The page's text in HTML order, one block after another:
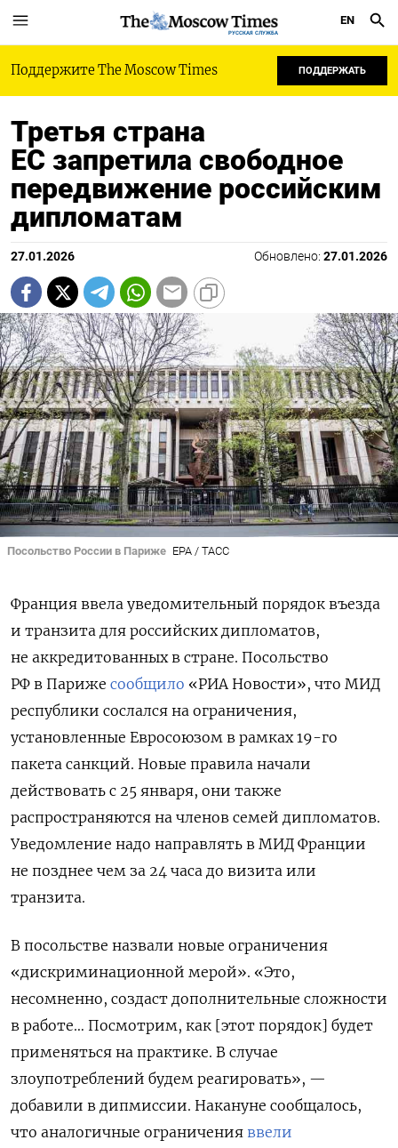
РУССКАЯ СЛУЖБА
EN
Поддержите The Moscow Times ПОДДЕРЖАТЬ
Третья страна
ЕС запретила свободное
передвижение российским
дипломатам
27.01.2026 Обновлено: 27.01.2026
Посольство России в Париже EPA / ТАСС
Франция ввела уведомительный порядок въезда
и транзита для российских дипломатов,
не аккредитованных в стране. Посольство
РФ в Париже сообщило «РИА Новости», что МИД
республики сослался на ограничения,
установленные Евросоюзом в рамках 19-го
пакета санкций. Новые правила начали
действовать с 25 января, они также
распространяются на членов семей дипломатов.
Уведомление надо направлять в МИД Франции
не позднее чем за 24 часа до визита или
транзита.
В посольстве назвали новые ограничения
«дискриминационной мерой». «Это,
несомненно, создаст дополнительные сложности
в работе… Посмотрим, как [этот порядок] будет
применяться на практике. В случае
злоупотреблений будем реагировать», —
добавили в дипмиссии. Накануне сообщалось,
что аналогичные ограничения ввели